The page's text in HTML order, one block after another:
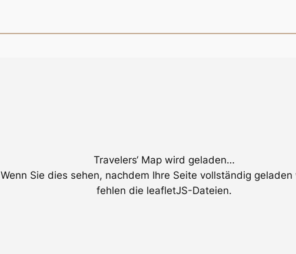
Travelers‘ Map wird geladen…
Wenn Sie dies sehen, nachdem Ihre Seite vollständig geladen
fehlen die leafletJS-Dateien.